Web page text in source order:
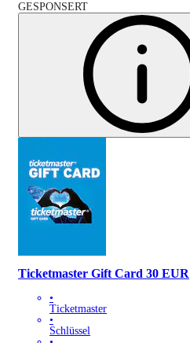
GESPONSERT
Ticketmaster Gift Card 30 EUR
•
Ticketmaster
•
Schlüssel